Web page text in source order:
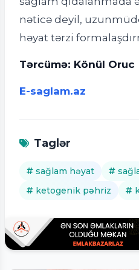
nəticə deyil,
həyat tərzi
Tərcümə: Könül Oruc
E-saglam.az
Taglər
sağlam həyat
ketogenik pəhriz